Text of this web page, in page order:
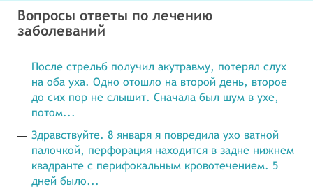
Вопросы ответы по лечению
заболеваний
После стрельб получил акутравму, потерял слух
на оба уха. Одно отошло на второй день, второе
до сих пор не слышит. Сначала был шум в ухе,
потом...
Здравствуйте. 8 января я повредила ухо ватной
палочкой, перфорация находится в задне нижнем
квадранте с перифокальным кровотечением. 5
дней было...